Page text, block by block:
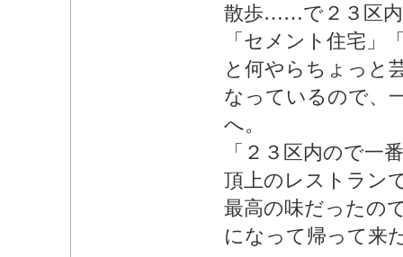
散歩……で２３区内
「セメント住宅」
と何やらちょっと
なっているので、
へ。
「２３区内ので一
頂上のレストラン
最高の味だったの
になって帰って来